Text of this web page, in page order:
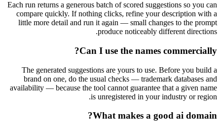
Each run returns a generous batch of scored suggestions so you can
compare quickly. If nothing clicks, refine your description with a
little more detail and run it again — small changes to the prompt
produce noticeably different directions.
Can I use the names commercially?
The generated suggestions are yours to use. Before you build a
brand on one, do the usual checks — trademark databases and
availability — because the tool cannot guarantee that a given name
is unregistered in your industry or region.
What makes a good ai domain?